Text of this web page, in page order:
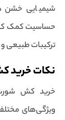
شیمیایی خشن
حساسیت کمک
ترکیبات طبیعی و
نکات خرید
خرید کش
ویژگی‌های